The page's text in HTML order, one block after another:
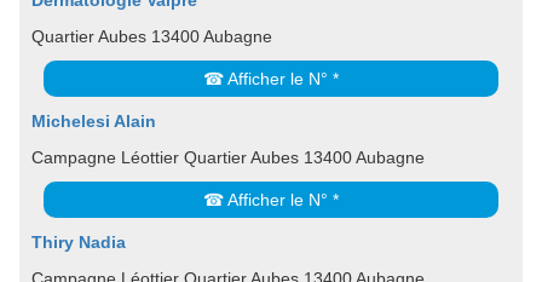
Quartier Aubes 13400 Aubagne
☎ Afficher le N° *
Michelesi Alain
Campagne Léottier Quartier Aubes 13400 Aubagne
☎ Afficher le N° *
Thiry Nadia